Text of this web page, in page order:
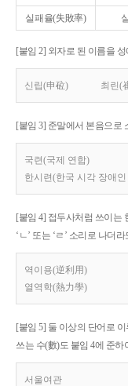
실패율(失敗率)
[붙임 2] 외자로 된 이름을
신립(申砬) 최린(
[붙임 3] 준말에서 본음으로
국련(국제 연합)
한시련(한국 시각 장애
[붙임 4] 접두사처럼 쓰이는
‘ㄴ’ 또는 ‘ㄹ’ 소리로 나더
역이용(逆利用)
열역학(熱力學)
[붙임 5] 둘 이상의 단어로
쓰는 수(數)도 붙임 4에 준하
서울여관